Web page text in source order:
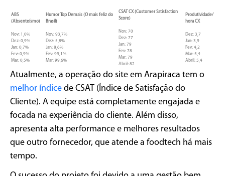
ABS
(Absenteísmo)
Nov: 1,0%
Dez: 0,9%
Jan: 0,7%
Fev: 0,9%
Mar: 0,5%
Humor Top Demais (O mais feliz do
Brasil)
Nov: 93,7%
Dez: 5,8%
Jan: 8,6%
Fev: 99,1%
Mar: 99,6%
CSAT CX (Customer Satisfaction
Score)
Nov: 70
Dez: 77
Jan: 79
Fev: 78
Mar: 79
Abril: 82
Produtividade/
hora CX
Dez: 3,7
Jan: 3,9
Fev: 4,2
Mar: 5,4
Abril: 5,4
Atualmente, a operação do site em Arapiraca tem o
melhor índice de CSAT (Índice de Satisfação do
Cliente). A equipe está completamente engajada e
focada na experiência do cliente. Além disso,
apresenta alta performance e melhores resultados
que outro fornecedor, que atende a foodtech há mais
tempo.